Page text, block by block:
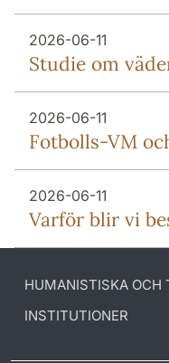
2026-06-11
Studie om
2026-06-11
Fotbolls-VM
2026-06-11
Varför blir vi
HUMANISTISKA OCH
INSTITUTIONER